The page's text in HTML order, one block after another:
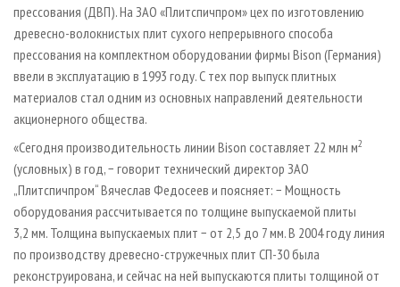
прессования (ДВП). На ЗАО «Плитспичпром» цех по изготовлению
древесно-волокнистых плит сухого непрерывного способа
прессования на комплектном оборудовании фирмы Bison (Германия)
ввели в эксплуатацию в 1993 году. С тех пор выпуск плитных
материалов стал одним из основных направлений деятельности
акционерного общества.
«Сегодня производительность линии Bison составляет 22 млн м2
(условных) в год, − говорит технический директор ЗАО
„Плитспичпром“ Вячеслав Федосеев и поясняет: − Мощность
оборудования рассчитывается по толщине выпускаемой плиты
3,2 мм. Толщина выпускаемых плит − от 2,5 до 7 мм. В 2004 году линия
по производству древесно-стружечных плит СП-30 была
реконструирована, и сейчас на ней выпускаются плиты толщиной от